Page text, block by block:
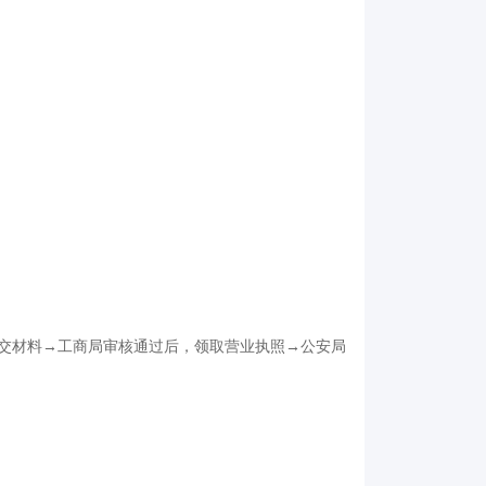
料→工商局审核通过后，领取营业执照→公安局